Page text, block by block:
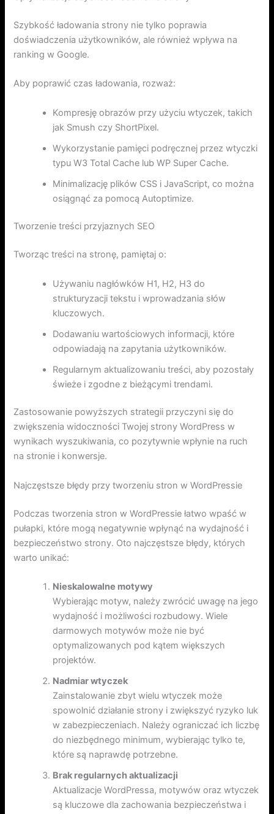
Szybkość ładowania strony nie tylko poprawia
doświadczenia użytkowników, ale również wpływa na
ranking w Google.
Aby poprawić czas ładowania, rozważ:
Kompresję obrazów przy użyciu wtyczek, takich
jak Smush czy ShortPixel.
Wykorzystanie pamięci podręcznej przez wtyczki
typu W3 Total Cache lub WP Super Cache.
Minimalizację plików CSS i JavaScript, co można
osiągnąć za pomocą Autoptimize.
Tworzenie treści przyjaznych SEO
Tworząc treści na stronę, pamiętaj o:
Używaniu nagłówków H1, H2, H3 do
strukturyzacji tekstu i wprowadzania słów
kluczowych.
Dodawaniu wartościowych informacji, które
odpowiadają na zapytania użytkowników.
Regularnym aktualizowaniu treści, aby pozostały
świeże i zgodne z bieżącymi trendami.
Zastosowanie powyższych strategii przyczyni się do
zwiększenia widoczności Twojej strony WordPress w
wynikach wyszukiwania, co pozytywnie wpłynie na ruch
na stronie i konwersje.
Najczęstsze błędy przy tworzeniu stron w WordPressie
Podczas tworzenia stron w WordPressie łatwo wpaść w
pułapki, które mogą negatywnie wpłynąć na wydajność i
bezpieczeństwo strony. Oto najczęstsze błędy, których
warto unikać:
Nieskalowalne motywy
Wybierając motyw, należy zwrócić uwagę na jego
wydajność i możliwości rozbudowy. Wiele
darmowych motywów może nie być
optymalizowanych pod kątem większych
projektów.
Nadmiar wtyczek
Zainstalowanie zbyt wielu wtyczek może
spowolnić działanie strony i zwiększyć ryzyko luk
w zabezpieczeniach. Należy ograniczać ich liczbę
do niezbędnego minimum, wybierając tylko te,
które są naprawdę potrzebne.
Brak regularnych aktualizacji
Aktualizacje WordPressa, motywów oraz wtyczek
są kluczowe dla zachowania bezpieczeństwa i